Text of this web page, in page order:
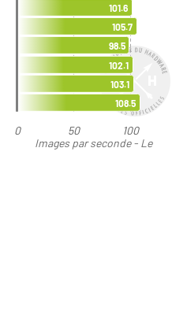
Images par seconde - Le
0 50 100
101.6
105.7
98.5
102.1
103.1
108.5